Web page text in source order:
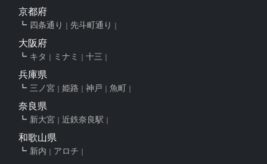
京都府
四条通り 先斗町通り
大阪府
キタ ミナミ 十三
兵庫県
三ノ宮 姫路 神戸 魚町
奈良県
新大宮 近鉄奈良駅
和歌山県
新内 アロチ